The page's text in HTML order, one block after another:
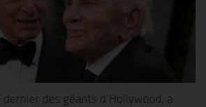
des géants d’Hollywood, a